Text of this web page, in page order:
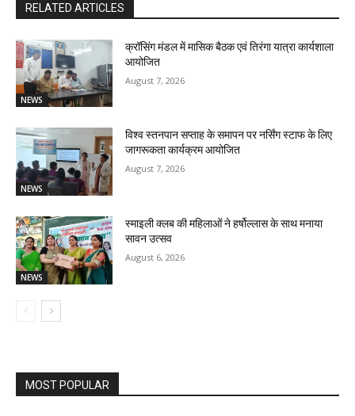
RELATED ARTICLES
NEWS
क्रॉसिंग मंडल में मासिक बैठक एवं तिरंगा यात्रा कार्यशाला
आयोजित
August 7, 2026
NEWS
विश्व स्तनपान सप्ताह के समापन पर नर्सिंग स्टाफ के लिए
जागरूकता कार्यक्रम आयोजित
August 7, 2026
NEWS
स्माइली क्लब की महिलाओं ने हर्षोल्लास के साथ मनाया
सावन उत्सव
August 6, 2026
MOST POPULAR